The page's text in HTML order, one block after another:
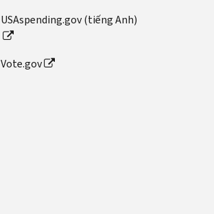
USAspending.gov (tiếng Anh)
Vote.gov